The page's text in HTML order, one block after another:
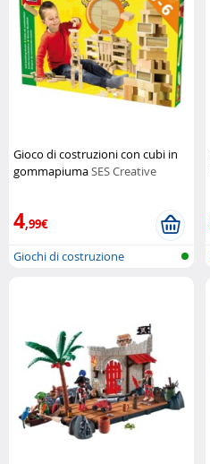
Gioco di costruzioni con cubi in
gommapiumaSES Creative
4,99€
Giochi di costruzione